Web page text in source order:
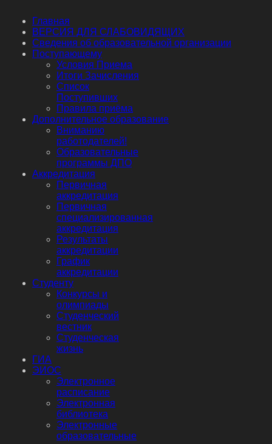
Главная
ВЕРСИЯ ДЛЯ СЛАБОВИДЯЩИХ
Сведения об образовательной организации
Поступающему
Условия Приема
Итоги Зачисления
Список
Поступивших
Правила приёма
Дополнительное образование
Вниманию
работодателей!
Образовательные
программы ДПО
Аккредитация
Первичная
аккредитация
Первичная
специализированная
аккредитация
Результаты
аккредитации
График
аккредитации
Студенту
Конкурсы и
олимпиады
Студенческий
вестник
Студенческая
жизнь
ГИА
ЭИОС
Электронное
расписание
Электронная
библиотека
Электронные
образовательные